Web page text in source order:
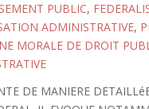
PUBLIC,
ADMINISTRATIVE,
MORALE DE DROIT
DE MANIERE